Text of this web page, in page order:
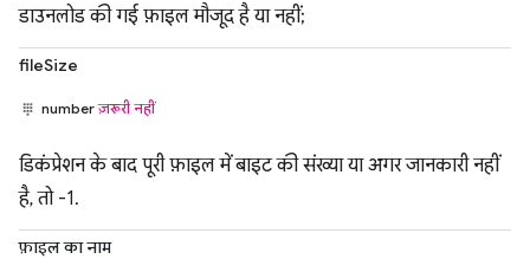
डाउनलोड की गई फ़ाइल मौजूद है या नहीं;
fileSize
numberज़रूरी नहीं
डिकंप्रेशन के बाद पूरी फ़ाइल में बाइट की संख्या या अगर जानकारी नहीं
है, तो -1.
फ़ाइल का नाम